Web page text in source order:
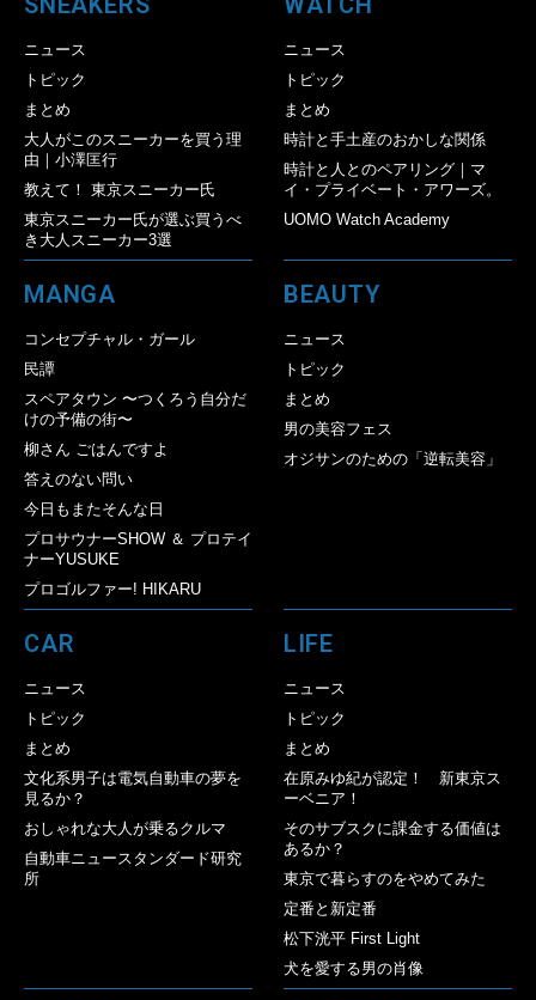
ニュース
トピック
まとめ
大人がこのスニーカーを買う理
由｜小澤匡行
教えて！ 東京スニーカー氏
東京スニーカー氏が選ぶ買うべ
き大人スニーカー3選
ニュース
トピック
まとめ
時計と手土産のおかしな関係
時計と人とのペアリング｜マ
イ・プライベート・アワーズ。
UOMO Watch Academy
MANGA
コンセプチャル・ガール
民譚
スペアタウン 〜つくろう自分だ
けの予備の街〜
柳さん ごはんですよ
答えのない問い
今日もまたそんな日
プロサウナーSHOW ＆ プロテイ
ナーYUSUKE
プロゴルファー! HIKARU
BEAUTY
ニュース
トピック
まとめ
男の美容フェス
オジサンのための「逆転美容」
CAR
ニュース
トピック
まとめ
文化系男子は電気自動車の夢を
見るか？
おしゃれな大人が乗るクルマ
自動車ニュースタンダード研究
所
LIFE
ニュース
トピック
まとめ
在原みゆ紀が認定！ 新東京ス
ーベニア！
そのサブスクに課金する価値は
あるか？
東京で暮らすのをやめてみた
定番と新定番
松下洸平 First Light
犬を愛する男の肖像